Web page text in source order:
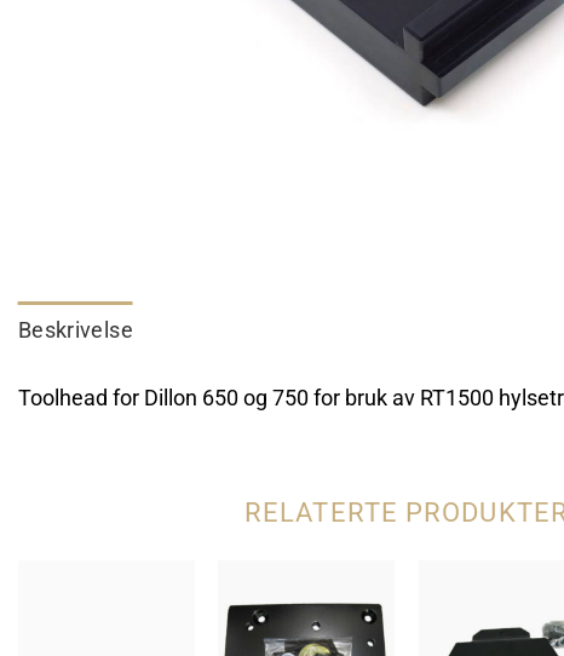
Beskrivelse
Toolhead for Dillon 650 og 750 for bruk av RT1500
RELATERTE